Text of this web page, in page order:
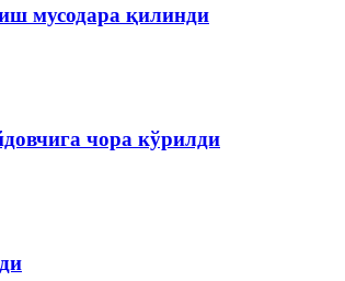
мусодара қилинди
чора кўрилди